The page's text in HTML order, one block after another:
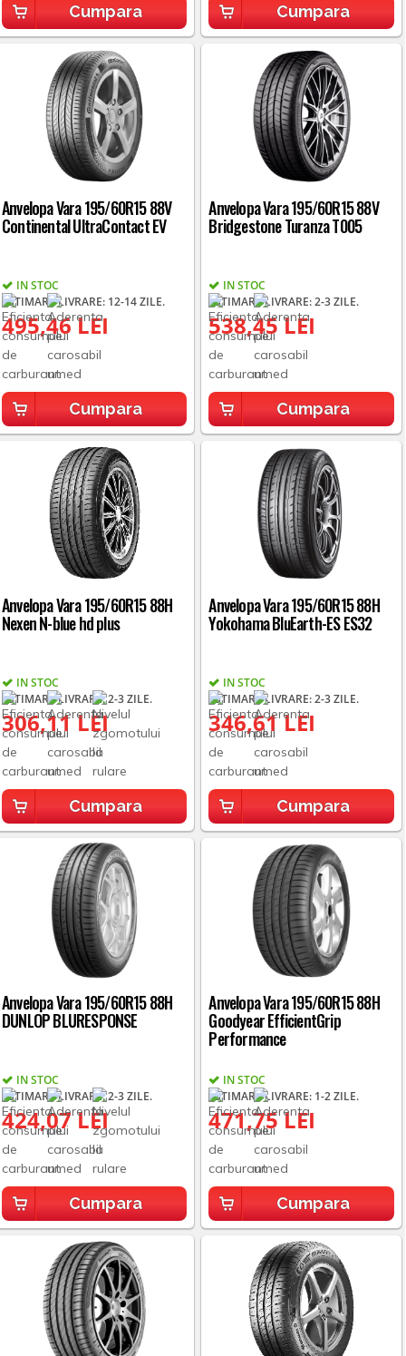
Cumpara Cumpara
Anvelopa Vara 195/60R15 88V
Continental UltraContact EV
IN STOC
ESTIMARE LIVRARE: 12-14 ZILE.
495,46 LEI
Cumpara
Anvelopa Vara 195/60R15 88V
Bridgestone Turanza T005
IN STOC
ESTIMARE LIVRARE: 2-3 ZILE.
538,45 LEI
Cumpara
Anvelopa Vara 195/60R15 88H
Nexen N-blue hd plus
IN STOC
ESTIMARE LIVRARE: 2-3 ZILE.
306,11 LEI
Cumpara
Anvelopa Vara 195/60R15 88H
Yokohama BluEarth-ES ES32
IN STOC
ESTIMARE LIVRARE: 2-3 ZILE.
346,61 LEI
Cumpara
Anvelopa Vara 195/60R15 88H
DUNLOP BLURESPONSE
IN STOC
ESTIMARE LIVRARE: 2-3 ZILE.
424,07 LEI
Cumpara
Anvelopa Vara 195/60R15 88H
Goodyear EfficientGrip
Performance
IN STOC
ESTIMARE LIVRARE: 1-2 ZILE.
471,75 LEI
Cumpara